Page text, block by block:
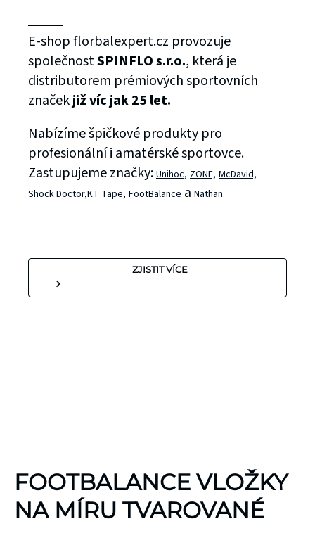
E-shop florbalexpert.cz provozuje
společnostSPINFLO s.r.o., která je
distributorem prémiových sportovních
značekjiž víc jak 25 let.
Nabízíme špičkové produkty pro
profesionální i amatérské sportovce.
Zastupujeme značky: Unihoc, ZONE, McDavid,
Shock Doctor,KT Tape, FootBalance a Nathan.
ZJISTIT VÍCE
FOOTBALANCE VLOŽKY
NA MÍRU TVAROVANÉ
KINEZIOLOGICKÉ
TEJPY
KT TAPE